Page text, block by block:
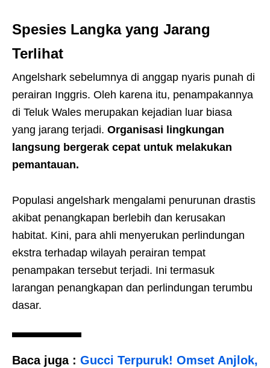
Spesies Langka yang Jarang
Terlihat
Angelshark sebelumnya di anggap nyaris punah di
perairan Inggris. Oleh karena itu, penampakannya
di Teluk Wales merupakan kejadian luar biasa
yang jarang terjadi. Organisasi lingkungan
langsung bergerak cepat untuk melakukan
pemantauan.
Populasi angelshark mengalami penurunan drastis
akibat penangkapan berlebih dan kerusakan
habitat. Kini, para ahli menyerukan perlindungan
ekstra terhadap wilayah perairan tempat
penampakan tersebut terjadi. Ini termasuk
larangan penangkapan dan perlindungan terumbu
dasar.
Baca juga : Gucci Terpuruk! Omset Anjlok,